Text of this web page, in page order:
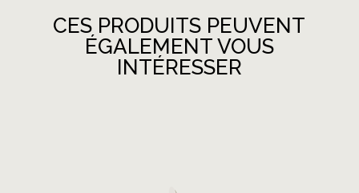
CES PRODUITS PEUVENT
ÉGALEMENT VOUS
INTÉRESSER